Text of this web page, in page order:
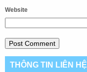
Website
THÔNG TIN LIÊN HỆ